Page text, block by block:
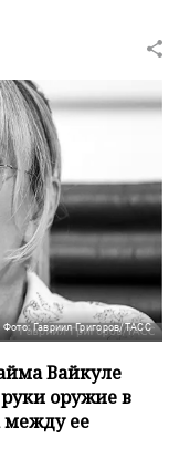
Фото: Гавриил Григоров/ТАСС
Вайкуле
оружие в
между ее